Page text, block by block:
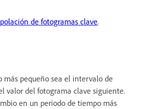
de fotogramas clave.
más pequeño sea el intervalo de
valor del fotograma clave siguiente.
en un periodo de tiempo más